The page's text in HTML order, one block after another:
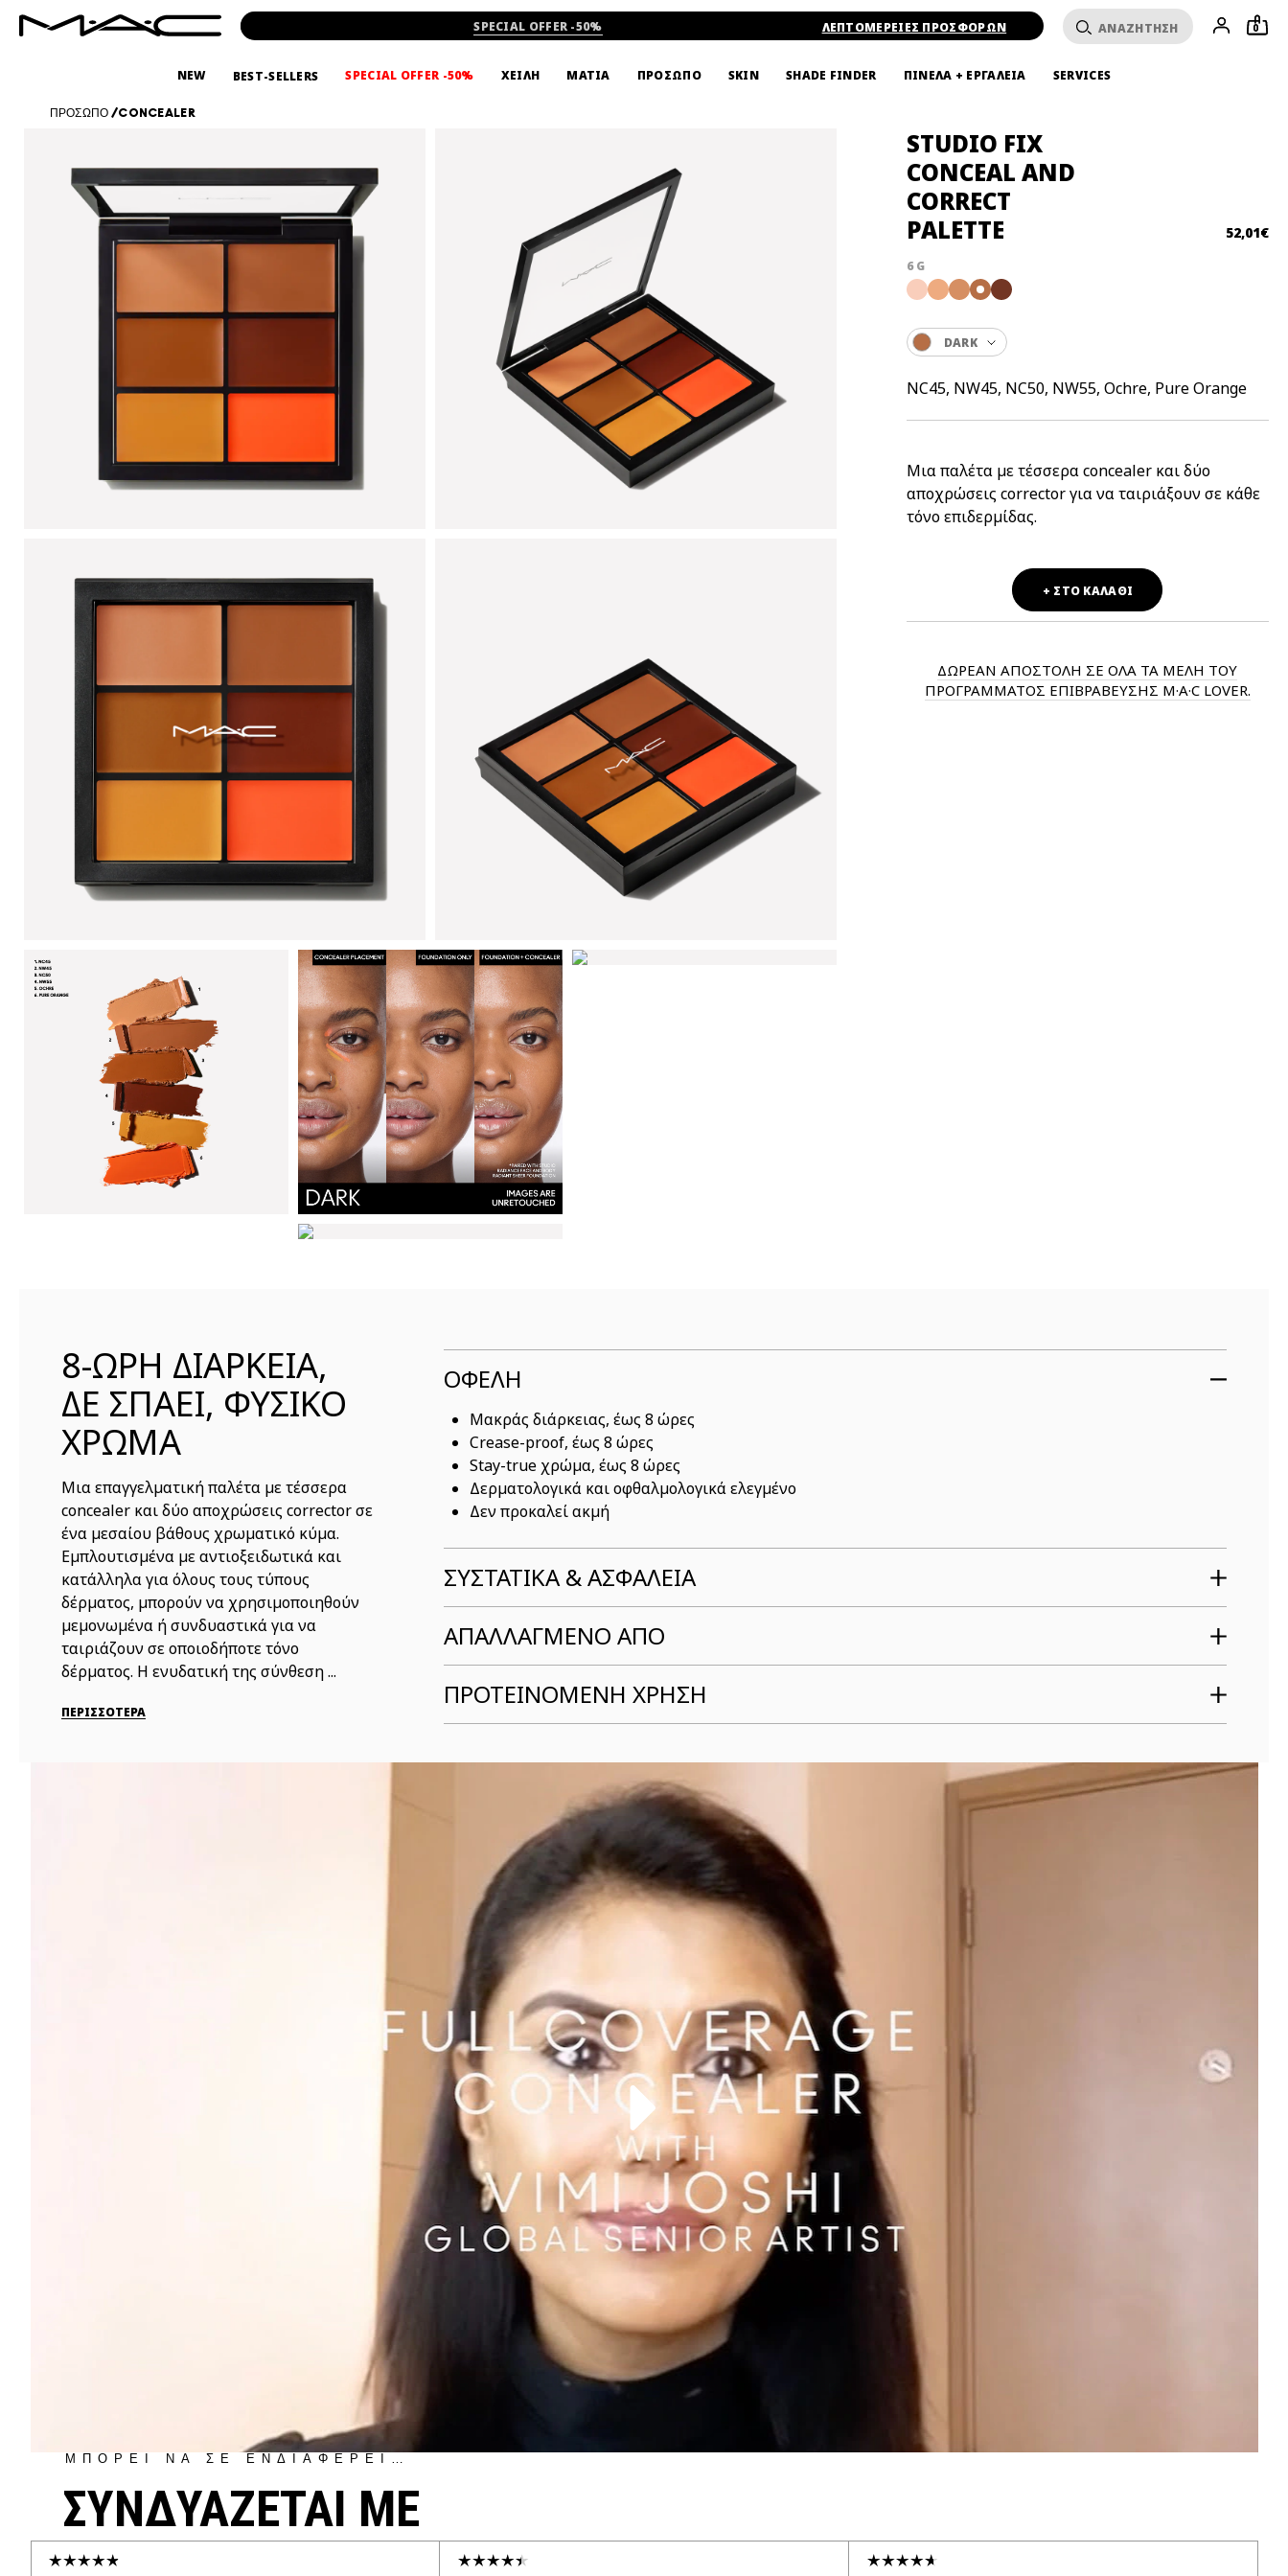
SPECIAL OFFER -50% ΛΕΠΤΟΜΕΡΕΙΕΣ ΠΡΟΣΦΟΡΩΝ 0
NEW BEST-SELLERS SPECIAL OFFER -50% ΧΕΙΛΗ ΜΑΤΙΑ ΠΡΟΣΩΠΟ SKIN SHADE FINDER ΠΙΝΕΛΑ + ΕΡΓΑΛΕΙΑ SERVICES
ΠΡΟΣΩΠΟ /CONCEALER
STUDIO FIX
CONCEAL AND
CORRECT
PALETTE
52,01€
6 G
Μια παλέτα με τέσσερα concealer και δύο
αποχρώσεις corrector για να ταιριάξουν σε κάθε
τόνο επιδερμίδας.
DARK
NC45, NW45, NC50, NW55, Ochre, Pure Orange
+ ΣΤΟ ΚΑΛΑΘΙ
ΔΩΡΕΑΝ ΑΠΟΣΤΟΛΗ ΣΕ ΟΛΑ ΤΑ ΜΕΛΗ ΤΟΥ
ΠΡΟΓΡΑΜΜΑΤΟΣ ΕΠΙΒΡΑΒΕΥΣΗΣ M·A·C LOVER.
8-ΩΡΗ ΔΙΑΡΚΕΙΑ,
ΔΕ ΣΠΑΕΙ, ΦΥΣΙΚΟ
ΧΡΩΜΑ
Μια επαγγελματική παλέτα με τέσσερα
concealer και δύο αποχρώσεις corrector σε
ένα μεσαίου βάθους χρωματικό κύμα.
Εμπλουτισμένα με αντιοξειδωτικά και
κατάλληλα για όλους τους τύπους
δέρματος, μπορούν να χρησιμοποιηθούν
μεμονωμένα ή συνδυαστικά για να
ταιριάζουν σε οποιοδήποτε τόνο
δέρματος. Η ενυδατική της σύνθεση ...
ΠΕΡΙΣΣΟΤΕΡΑ
ΟΦΕΛΗ
Μακράς διάρκειας, έως 8 ώρες
Crease-proof, έως 8 ώρες
Stay-true χρώμα, έως 8 ώρες
Δερματολογικά και οφθαλμολογικά ελεγμένο
Δεν προκαλεί ακμή
ΣΥΣΤΑΤΙΚΆ & ΑΣΦΆΛΕΙΑ
ΑΠΑΛΛΑΓΜΕΝΟ ΑΠΟ
ΠΡΟΤΕΙΝΟΜΕΝΗ ΧΡΗΣΗ
ΜΠΟΡΕΙ ΝΑ ΣΕ ΕΝΔΙΑΦΕΡΕΙ…
ΣΥΝΔΥΑΖΕΤΑΙ ΜΕ